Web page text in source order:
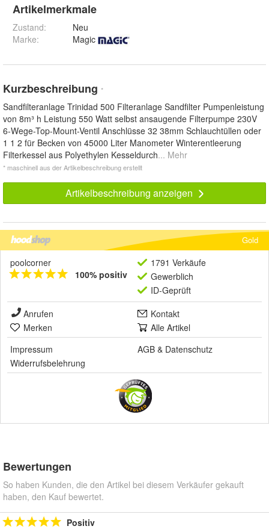
Artikelmerkmale
Zustand:
Neu
Marke:
Magic
Kurzbeschreibung *
Sandfilteranlage Trinidad 500 Filteranlage Sandfilter Pumpenleistung
von 8m³ h Leistung 550 Watt selbst ansaugende Filterpumpe 230V
6-Wege-Top-Mount-Ventil Anschlüsse 32 38mm Schlauchtüllen oder
1 1 2 für Becken von 45000 Liter Manometer Winterentleerung
Filterkessel aus Polyethylen Kesseldurch... Mehr
* maschinell aus der Artikelbeschreibung erstellt
Artikelbeschreibung anzeigen
Gold
poolcorner
100% positiv
1791 Verkäufe
Gewerblich
ID-Geprüft
Anrufen
Kontakt
Merken
Alle Artikel
Impressum
AGB & Datenschutz
Widerrufsbelehrung
Bewertungen
So haben Kunden, die den Artikel bei diesem Verkäufer gekauft
haben, den Kauf bewertet.
Positiv